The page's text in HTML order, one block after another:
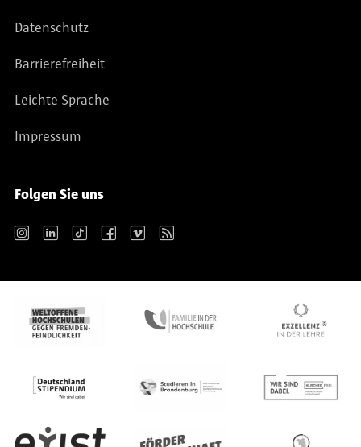
Datenschutz
Barrierefreiheit
Leichte Sprache
Impressum
Folgen Sie uns
Instagram LinkedIn TikTok Facebook Vimeo RSS